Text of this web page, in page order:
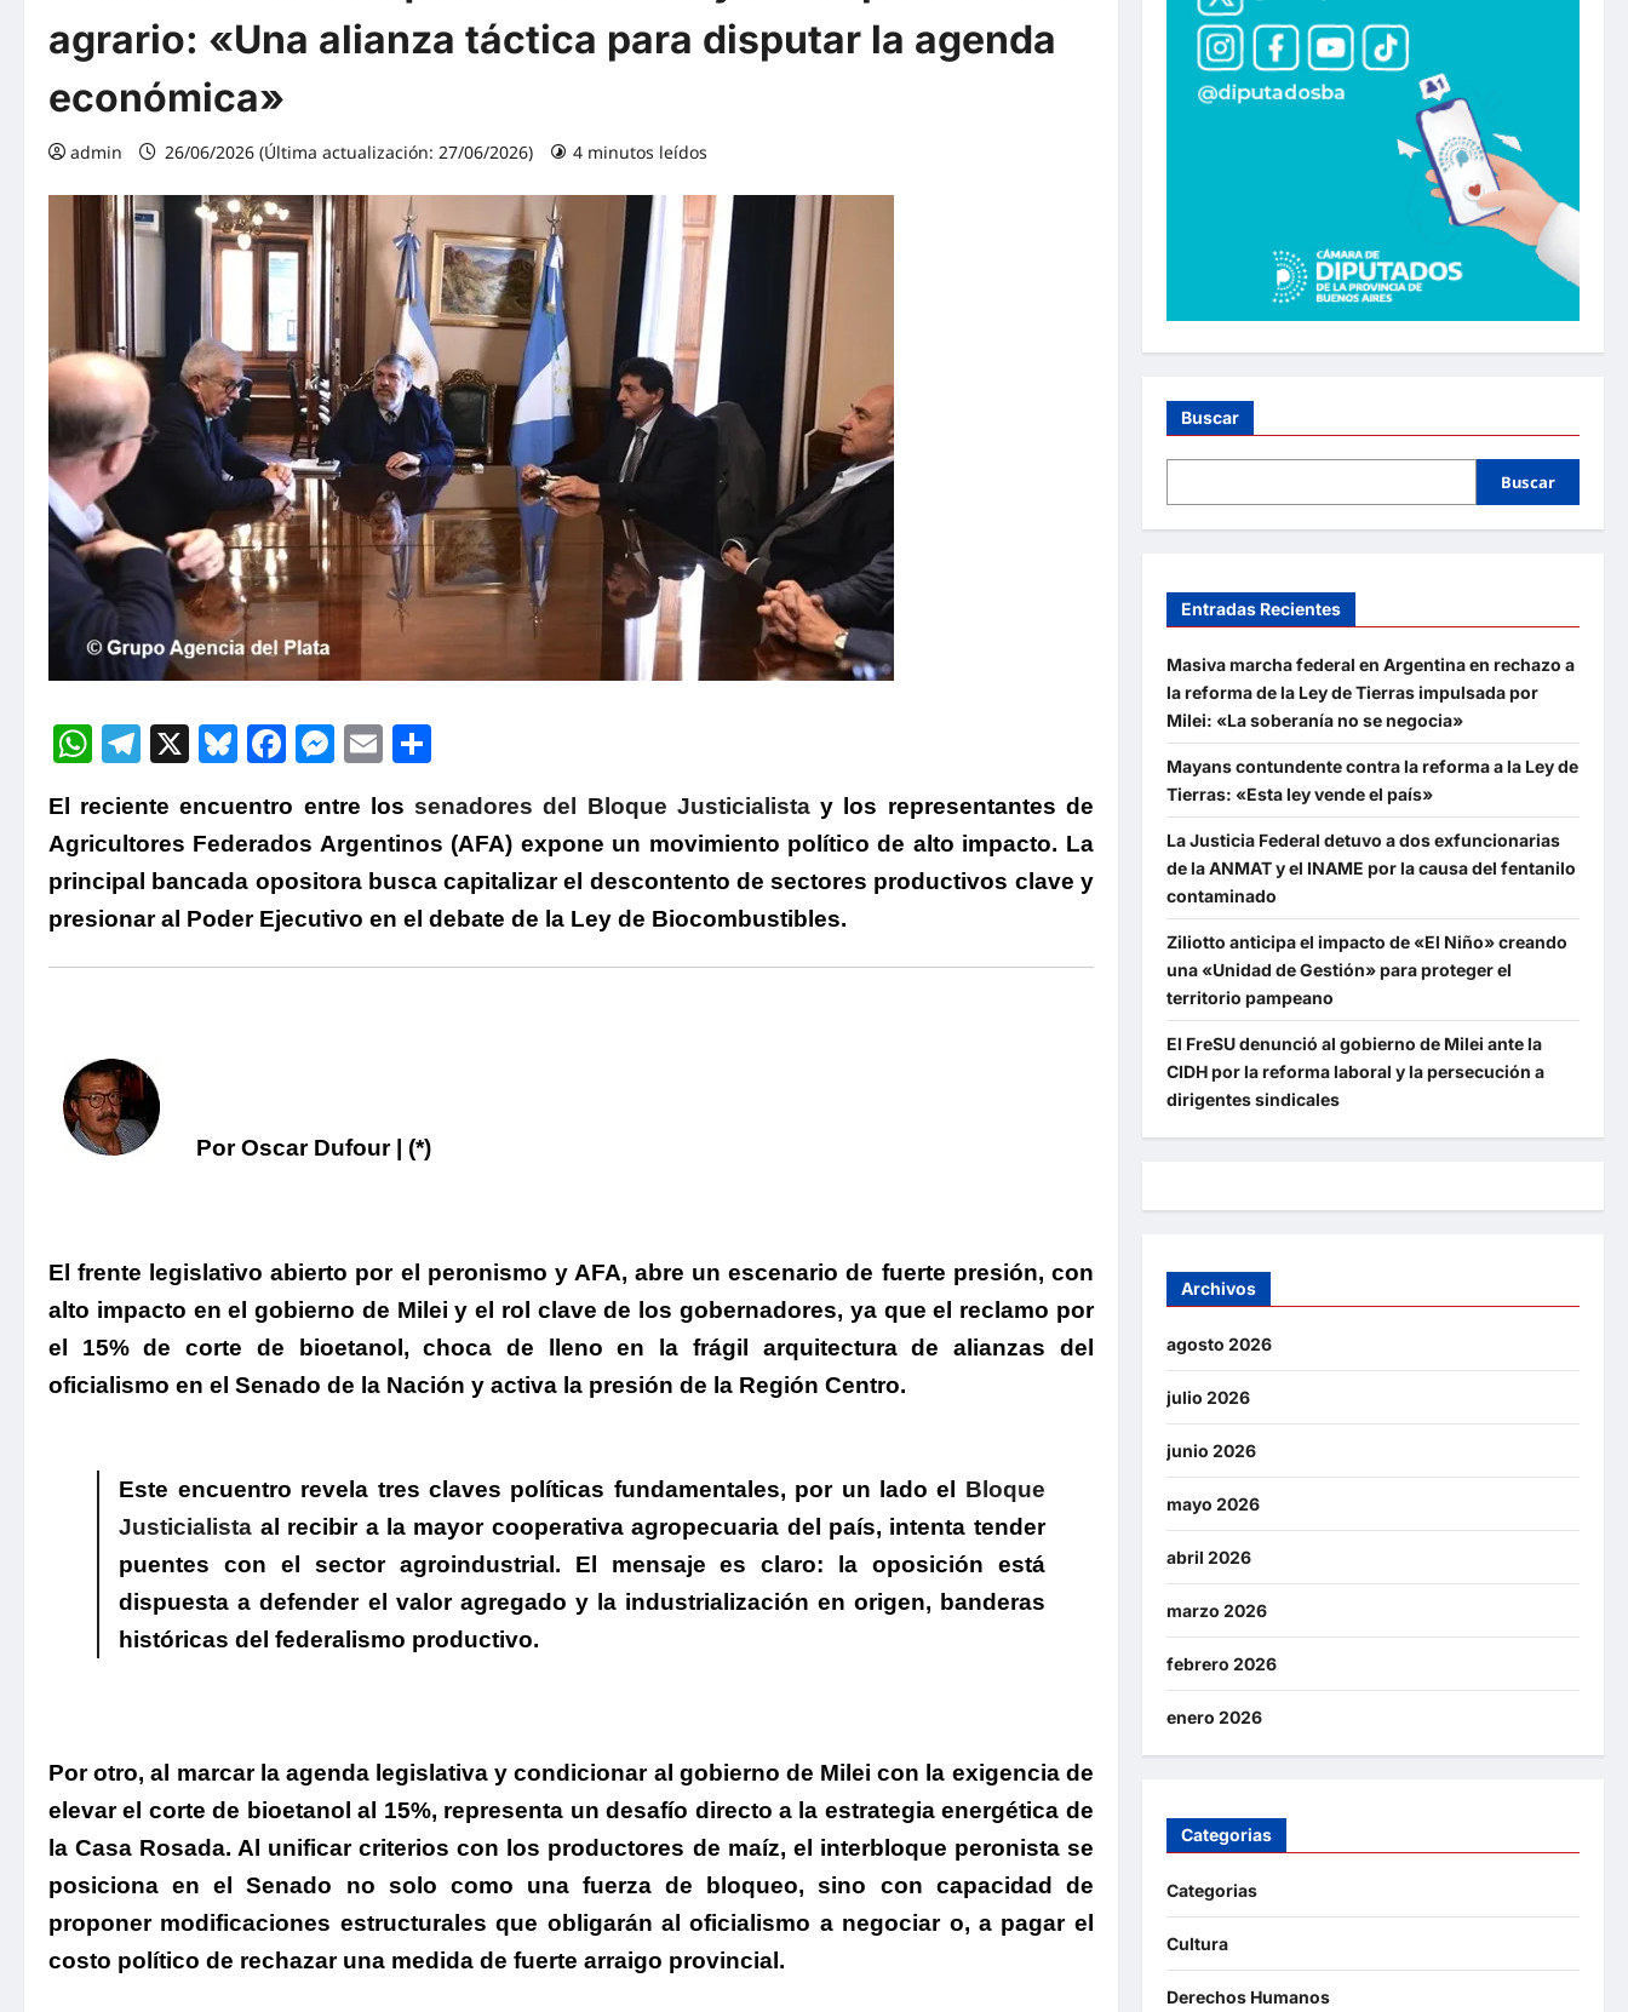
agrario: «Una alianza táctica para disputar la agenda
económica»
admin 26/06/2026 (Última actualización: 27/06/2026) 4 minutos leídos
WhatsApp
Telegram
X Bluesky
Facebook
Messenger
Email
El reciente encuentro entre lossenadores del Bloque Justicialistay los representantes de
Agricultores Federados Argentinos (AFA) expone un movimiento político de alto impacto. La
principal bancada opositora busca capitalizar el descontento de sectores productivos clave y
presionar al Poder Ejecutivo en el debate de la Ley de Biocombustibles.
Por Oscar Dufour | (*)
El frente legislativo abierto por el peronismo y AFA, abre un escenario de fuerte presión, con
alto impacto en el gobierno de Milei y el rol clave de los gobernadores, ya que el reclamo por
el 15% de corte de bioetanol, choca de lleno en la frágil arquitectura de alianzas del
oficialismo en el Senado de la Nación y activa la presión de la Región Centro.
Este encuentro revela tres claves políticas fundamentales, por un ladoel Bloque
Justicialista al recibir a la mayor cooperativa agropecuaria del país, intenta tender
puentes con el sector agroindustrial. El mensaje es claro: la oposición está
dispuesta a defender el valor agregado y la industrialización en origen, banderas
históricas del federalismo productivo.
Por otro,al marcar la agenda legislativa y condicionar al gobierno de Milei con la exigencia de
elevar el corte de bioetanol al 15%, representa un desafío directo a la estrategia energética de
la Casa Rosada. Al unificar criterios con los productores de maíz, el interbloque peronista se
posiciona en el Senado no solo como una fuerza de bloqueo, sino con capacidad de
proponer modificaciones estructurales que obligarán al oficialismo a negociar o, a pagar el
costo político de rechazar una medida de fuerte arraigo provincial.
Buscar
Buscar
Entradas Recientes
Masiva marcha federal en Argentina en rechazo a
la reforma de la Ley de Tierras impulsada por
Milei: «La soberanía no se negocia»
Mayans contundente contra la reforma a la Ley de
Tierras: «Esta ley vende el país»
La Justicia Federal detuvo a dos exfuncionarias
de la ANMAT y el INAME por la causa del fentanilo
contaminado
Ziliotto anticipa el impacto de «El Niño» creando
una «Unidad de Gestión» para proteger el
territorio pampeano
El FreSU denunció al gobierno de Milei ante la
CIDH por la reforma laboral y la persecución a
dirigentes sindicales
Archivos
agosto 2026
julio 2026
junio 2026
mayo 2026
abril 2026
marzo 2026
febrero 2026
enero 2026
Categorias
Categorias
Cultura
Derechos Humanos